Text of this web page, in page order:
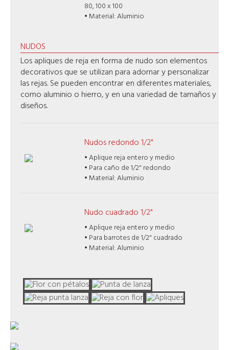
80, 100 x 100
• Material: Aluminio
NUDOS
Los apliques de reja en forma de nudo son elementos
decorativos que se utilizan para adornar y personalizar
las rejas. Se pueden encontrar en diferentes materiales,
como aluminio o hierro, y en una variedad de tamaños y
diseños.
Nudos redondo 1/2"
• Aplique reja entero y medio
• Para caño de 1/2" redondo
• Material: Aluminio
Nudo cuadrado 1/2"
• Aplique reja entero y medio
• Para barrotes de 1/2" cuadrado
• Material: Aluminio